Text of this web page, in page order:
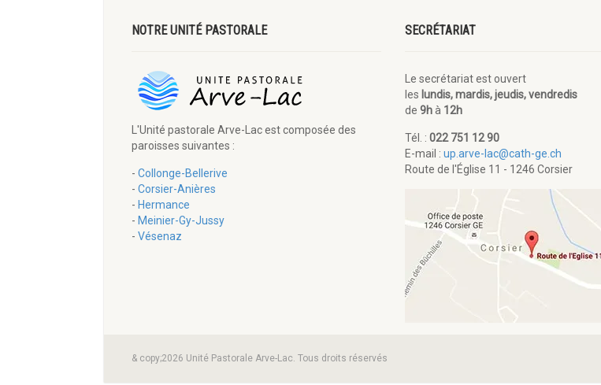
NOTRE UNITÉ PASTORALE
L'Unité pastorale Arve-Lac est composée des
paroisses suivantes :
- Collonge-Bellerive
- Corsier-Anières
- Hermance
- Meinier-Gy-Jussy
- Vésenaz
SECRÉTARIAT
Le secrétariat est ouvert
les lundis, mardis, jeudis, vendredis
de 9hà 12h
Tél. : 022 751 12 90
E-mail : up.arve-lac@cath-ge.ch
Route de l'Église 11 - 1246 Corsier
& copy;2026 Unité Pastorale Arve-Lac. Tous droits réservés